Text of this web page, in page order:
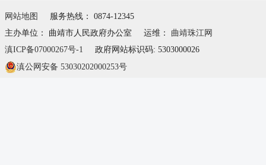
网站地图
服务热线： 0874-12345
主办单位： 曲靖市人民政府办公室
运维： 曲靖珠江网
滇ICP备07000267号-1
政府网站标识码: 5303000026
滇公网安备 53030202000253号